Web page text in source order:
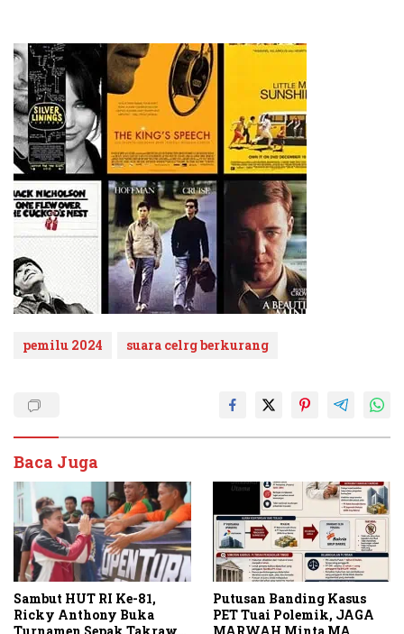
pemilu 2024 suara celrg berkurang
Baca Juga
Sambut HUT RI Ke-81,
Ricky Anthony Buka
Putusan Banding Kasus
PET Tuai Polemik, JAGA